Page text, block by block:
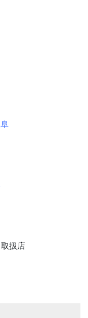
岐阜
扱店